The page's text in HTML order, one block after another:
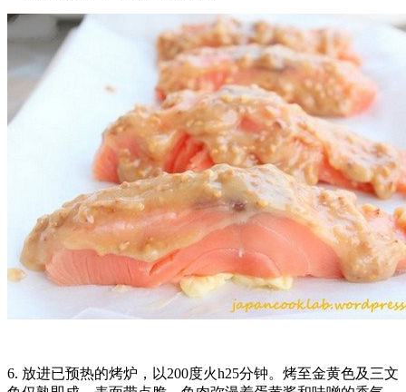
6. 放进已预热的烤炉，以200度火h25分钟。烤至金黄色及三文